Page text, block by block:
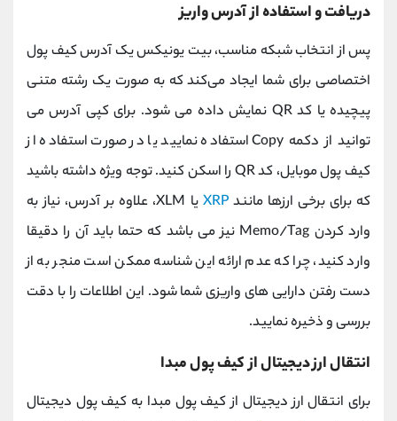
دریافت و استفاده از آدرس واریز
پس از انتخاب شبکه مناسب، بیت ‌یونیکس یک آدرس کیف پول
اختصاصی برای شما ایجاد می‌کند که به صورت یک رشته متنی
پیچیده یا کد QR نمایش داده می ‌شود. برای کپی آدرس می
‌توانید از دکمه Copy استفاده نمایید یا در صورت استفاده از
کیف پول موبایل، کد QR را اسکن کنید. توجه ویژه داشته باشید
که برای برخی ارزها مانندXRP
یا XLM، علاوه بر آدرس، نیاز به
وارد کردن Memo/Tag نیز می ‌باشد که حتما باید آن را دقیقا
وارد کنید، چرا که عدم ارائه این شناسه ممکن است منجر به از
دست رفتن دارایی‌ های واریزی شما شود. این اطلاعات را با دقت
بررسی و ذخیره نمایید.
انتقال ارز دیجیتال از کیف پول مبدا
برای انتقال ارز دیجیتال از کیف پول مبدا به کیف پول دیجیتال